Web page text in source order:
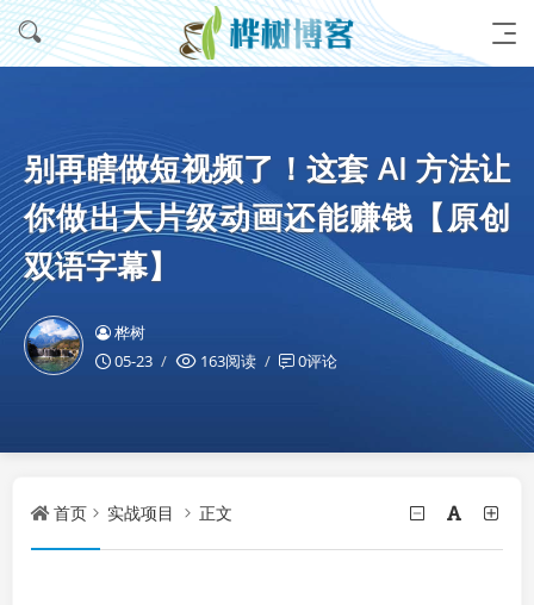
别再瞎做短视频了！这套 AI 方法让
你做出大片级动画还能赚钱【原创
双语字幕】
桦树
05-23
163阅读 0评论
首页 实战项目 正文